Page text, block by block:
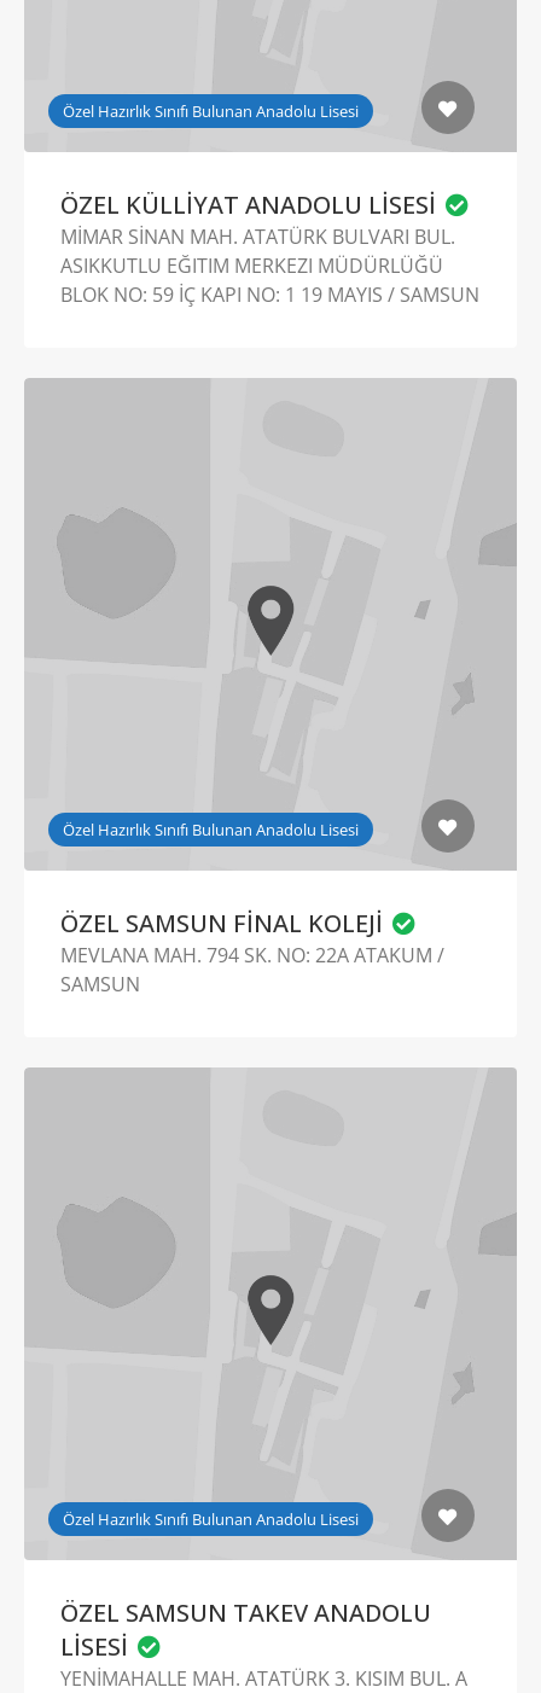
Özel Hazırlık Sınıfı Bulunan Anadolu Lisesi
ÖZEL KÜLLİYAT ANADOLU LİSESİ
MİMAR SİNAN MAH. ATATÜRK BULVARI BUL.
ASIKKUTLU EĞITIM MERKEZI MÜDÜRLÜĞÜ
BLOK NO: 59 İÇ KAPI NO: 1 19 MAYIS / SAMSUN
Özel Hazırlık Sınıfı Bulunan Anadolu Lisesi
ÖZEL SAMSUN FİNAL KOLEJİ
MEVLANA MAH. 794 SK. NO: 22A ATAKUM /
SAMSUN
Özel Hazırlık Sınıfı Bulunan Anadolu Lisesi
ÖZEL SAMSUN TAKEV ANADOLU
LİSESİ
YENİMAHALLE MAH. ATATÜRK 3. KISIM BUL. A